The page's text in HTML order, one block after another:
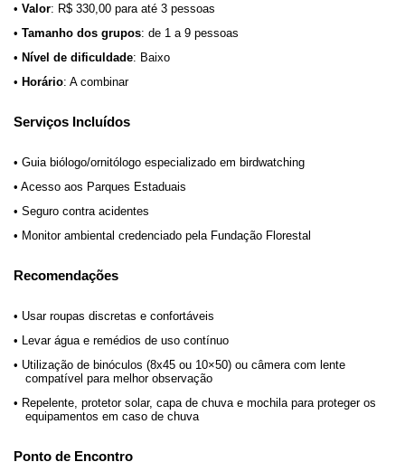
• Valor: R$ 330,00 para até 3 pessoas
• Tamanho dos grupos: de 1 a 9 pessoas
• Nível de dificuldade: Baixo
• Horário: A combinar
Serviços Incluídos
• Guia biólogo/ornitólogo especializado em birdwatching
• Acesso aos Parques Estaduais
• Seguro contra acidentes
• Monitor ambiental credenciado pela Fundação Florestal
Recomendações
• Usar roupas discretas e confortáveis
• Levar água e remédios de uso contínuo
• Utilização de binóculos (8x45 ou 10×50) ou câmera com lente
compatível para melhor observação
• Repelente, protetor solar, capa de chuva e mochila para proteger os
equipamentos em caso de chuva
Ponto de Encontro